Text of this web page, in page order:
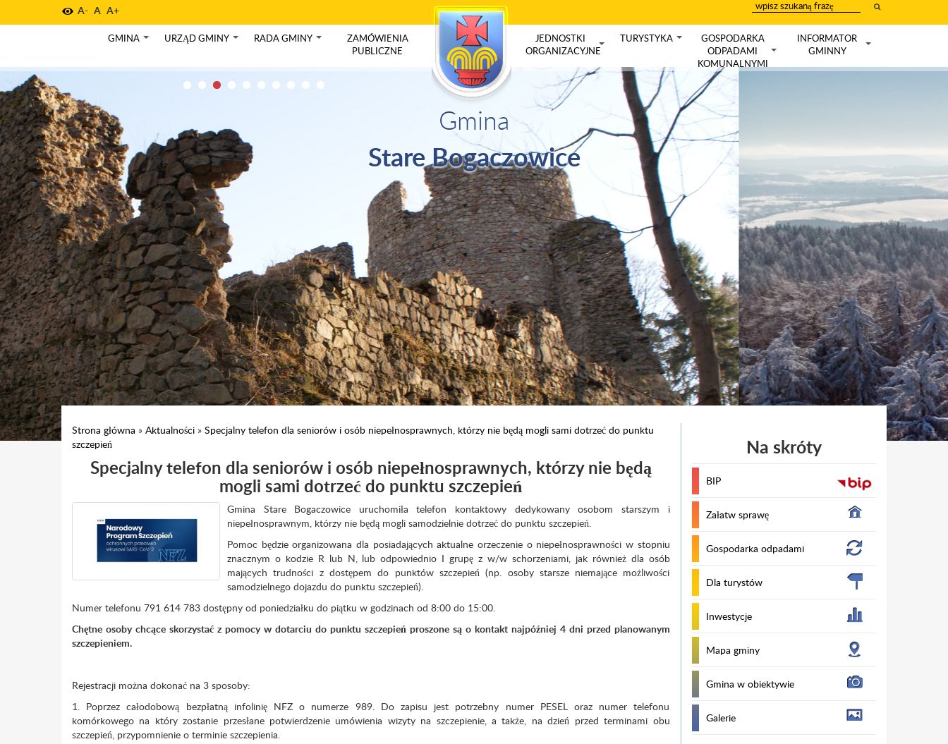
A- A A+
wpisz
szukany
tekst
GMINA URZĄD GMINY RADA GMINY
ZAMÓWIENIA
PUBLICZNE
JEDNOSTKI
ORGANIZACYJNE
TURYSTYKA
GOSPODARKA
ODPADAMI
KOMUNALNYMI
INFORMATOR
GMINNY
Gmina
Stare Bogaczowice
Strona główna » Aktualności » Specjalny telefon dla seniorów i osób niepełnosprawnych, którzy nie będą mogli sami dotrzeć do punktu
szczepień
Specjalny telefon dla seniorów i osób niepełnosprawnych, którzy nie będą
mogli sami dotrzeć do punktu szczepień
Gmina Stare Bogaczowice uruchomiła telefon kontaktowy dedykowany osobom starszym i
niepełnosprawnym, którzy nie będą mogli samodzielnie dotrzeć do punktu szczepień.
Pomoc będzie organizowana dla posiadających aktualne orzeczenie o niepełnosprawności w stopniu
znacznym o kodzie R lub N, lub odpowiednio I grupę z w/w schorzeniami, jak również dla osób
mających trudności z dostępem do punktów szczepień (np. osoby starsze niemające możliwości
samodzielnego dojazdu do punktu szczepień).
Numer telefonu 791 614 783 dostępny od poniedziałku do piątku w godzinach od 8:00 do 15:00.
Chętne osoby chcące skorzystać z pomocy w dotarciu do punktu szczepień proszone są o kontakt najpóźniej 4 dni przed planowanym
szczepieniem.
Rejestracji można dokonać na 3 sposoby:
1. Poprzez całodobową bezpłatną infolinię NFZ o numerze 989. Do zapisu jest potrzebny numer PESEL oraz numer telefonu
komórkowego na który zostanie przesłane potwierdzenie umówienia wizyty na szczepienie, a także, na dzień przed terminami obu
szczepień, przypomnienie o terminie szczepienia.
Na skróty
BIP
Załatw sprawę
Gospodarka odpadami
Dla turystów
Inwestycje
Mapa gminy
Gmina w obiektywie
Galerie